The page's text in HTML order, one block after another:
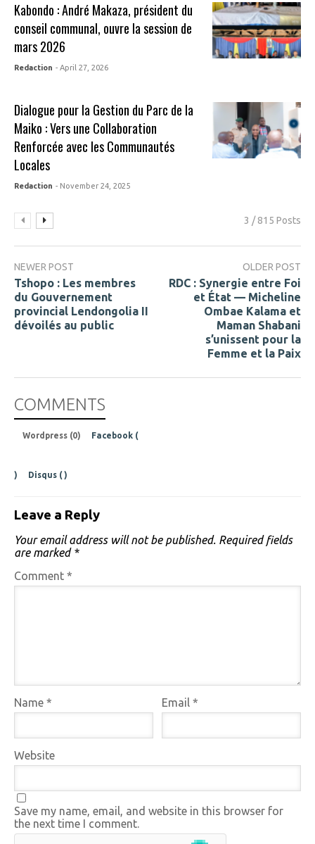
Kabondo : André Makaza, président du
conseil communal, ouvre la session de
mars 2026
Redaction - April 27, 2026
Dialogue pour la Gestion du Parc de la
Maiko : Vers une Collaboration
Renforcée avec les Communautés
Locales
Redaction - November 24, 2025
3 / 815 Posts
NEWER POST
Tshopo : Les membres
du Gouvernement
provincial Lendongolia II
dévoilés au public
OLDER POST
RDC : Synergie entre Foi
et État — Micheline
Ombae Kalama et
Maman Shabani
s’unissent pour la
Femme et la Paix
COMMENTS
Wordpress (0) Facebook (
) Disqus ( )
Leave a Reply
Your email address will not be published. Required fields
are marked *
Comment *
Name * Email*
Website
Save my name, email, and website in this browser for
the next time I comment.